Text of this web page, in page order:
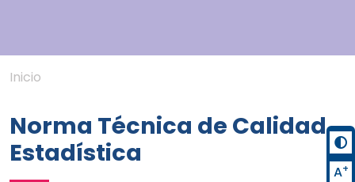
Inicio
Norma Técnica de Calidad
Estadística
A+